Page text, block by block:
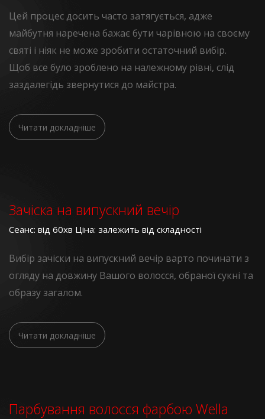
Цей процес досить часто затягується, адже
майбутня наречена бажає бути чарівною на своєму
святі і ніяк не може зробити остаточний вибір.
Щоб все було зроблено на належному рівні, слід
заздалегідь звернутися до майстра.
Читати докладніше
Зачіска на випускний вечір
Сеанс: від 60хв Ціна: залежить від складності
Вибір зачіски на випускний вечір варто починати з
огляду на довжину Вашого волосся, обраної сукні та
образу загалом.
Читати докладніше
Парбування волосся фарбою Wella